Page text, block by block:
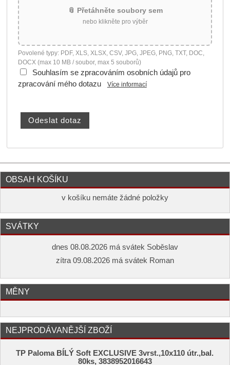
📎 Přetáhněte soubory sem
nebo klikněte pro výběr
Povolené typy: PDF, XLS, XLSX, CSV, JPG, JPEG, PNG, TXT, DOC,
DOCX (max 10 MB / soubor, max 5 souborů)
Souhlasím se zpracováním osobních údajů pro
zpracování mého dotazu
Více informací
OBSAH KOŠÍKU
v košíku nemáte žádné položky
SVÁTKY
dnes 08.08.2026 má svátek Soběslav
zítra 09.08.2026 má svátek Roman
MĚNY
NEJPRODÁVANĚJŠÍ ZBOŽÍ
TP Paloma BÍLÝ Soft EXCLUSIVE 3vrst.,10x110 útr.,bal.
80ks, 3838952016643